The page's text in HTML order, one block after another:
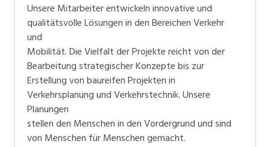
Mechanik, Elektronik, Optik, Textil (Fertigung)
Verkauf, Handel, Kundenberatung,
Aussendienst
Sicherheit, Rettung, Polizei, Zoll
qualitativ hochwertige Lösungen in den Bereichen
Verkehr und Mobilität. Die Bandbreite unserer Projekte
reicht von strategischen Konzepten bis hin zu
baureifen Verkehrsplanungs‑ und
Verkehrstechnikprojekten. Bei all unseren Arbeiten
steht der Mensch im Mittelpunkt – unsere Planungen
sind von Menschen für Menschen gemacht.
Unsere Mitarbeiter entwickeln innovative und
qualitätsvolle Lösungen in den Bereichen Verkehr
und
Mobilität. Die Vielfalt der Projekte reicht von der
Bearbeitung strategischer Konzepte bis zur
Erstellung von baureifen Projekten in
Verkehrsplanung und Verkehrstechnik. Unsere
Planungen
stellen den Menschen in den Vordergrund und sind
von Menschen für Menschen gemacht.